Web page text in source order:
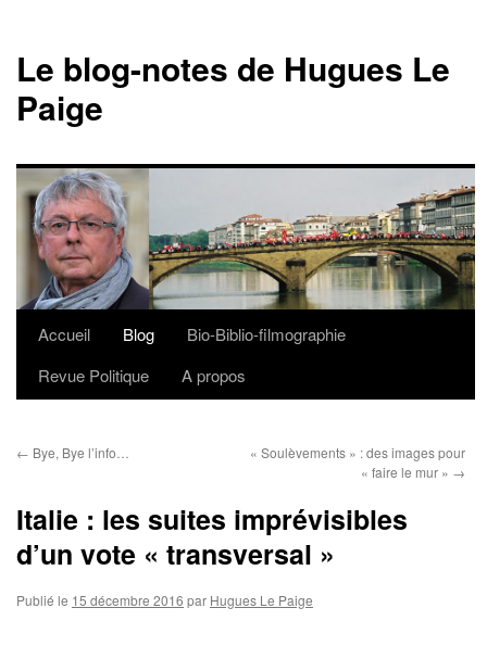
Le blog-notes de Hugues Le
Paige
Aller
Accueil Blog
Bio-Biblio-filmographie
Revue Politique
A propos
← Bye, Bye l’info…
« Soulèvements » : des images pour
« faire le mur » →
Italie : les suites imprévisibles
d’un vote « transversal »
Publié le 15 décembre 2016 par Hugues Le Paige